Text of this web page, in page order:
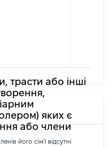
трасти або інші
яких є
або члени
його сім'ї відсутні